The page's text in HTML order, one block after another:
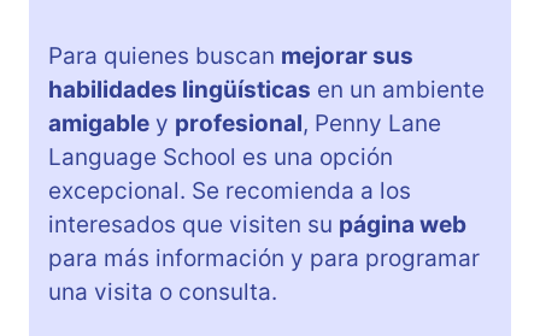
Para quienes buscan mejorar sus
habilidades lingüísticas en un ambiente
amigable y profesional, Penny Lane
Language School es una opción
excepcional. Se recomienda a los
interesados que visiten su página web
para más información y para programar
una visita o consulta.